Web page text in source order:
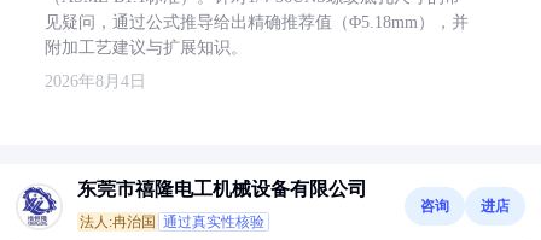
见疑问，通过公式推导给出精确推荐值（Φ5.18mm），并
附加工艺建议与扩展知识。
2026年8月4日
东莞市禧隆电工机械设备有限公司
法人:冉治国 通过真实性核验
咨询 进店